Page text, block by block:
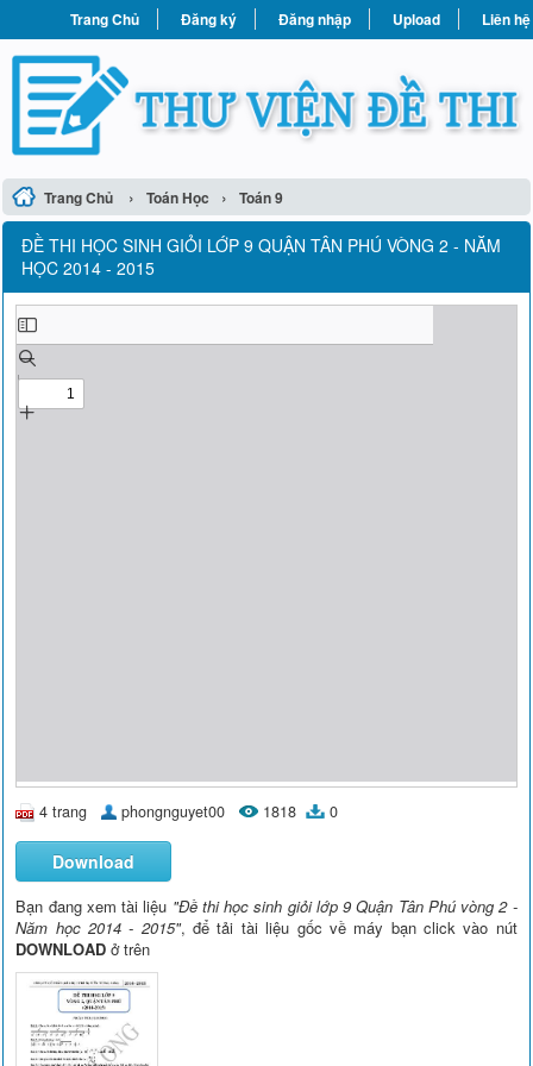
Trang Chủ Đăng ký Đăng nhập Upload Liên hệ
Trang Chủ › Toán Học › Toán 9
ĐỀ THI HỌC SINH GIỎI LỚP 9 QUẬN TÂN PHÚ VÒNG 2 - NĂM
HỌC 2014 - 2015
4 trang phongnguyet00 1818 0
Download
Bạn đang xem tài liệu "Đề thi học sinh giỏi lớp 9 Quận Tân Phú vòng 2 -
Năm học 2014 - 2015", để tải tài liệu gốc về máy bạn click vào nút
DOWNLOAD ở trên